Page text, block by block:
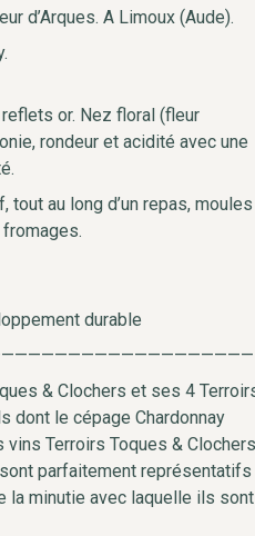
d’Arques. A Limoux (Aude).
or. Nez floral (fleur
rondeur et acidité avec une
au long d’un repas, moules
durable
& Clochers et ses 4
dont le cépage Chardonnay
Terroirs Toques & Clochers
parfaitement représentatifs
la minutie avec laquelle ils sont